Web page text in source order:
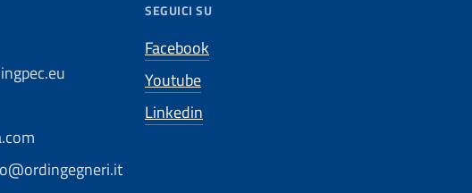
SEGUICI SU
Facebook
Youtube
Linkedin